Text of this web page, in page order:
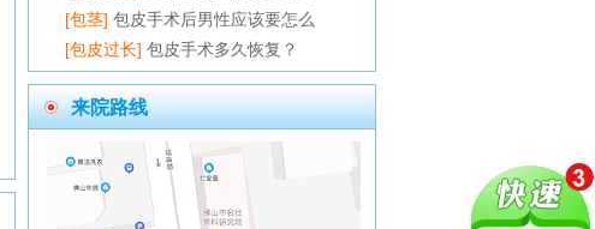
[包茎] 包皮手术后男性应该要怎么
[包皮过长] 包皮手术多久恢复？
来院路线